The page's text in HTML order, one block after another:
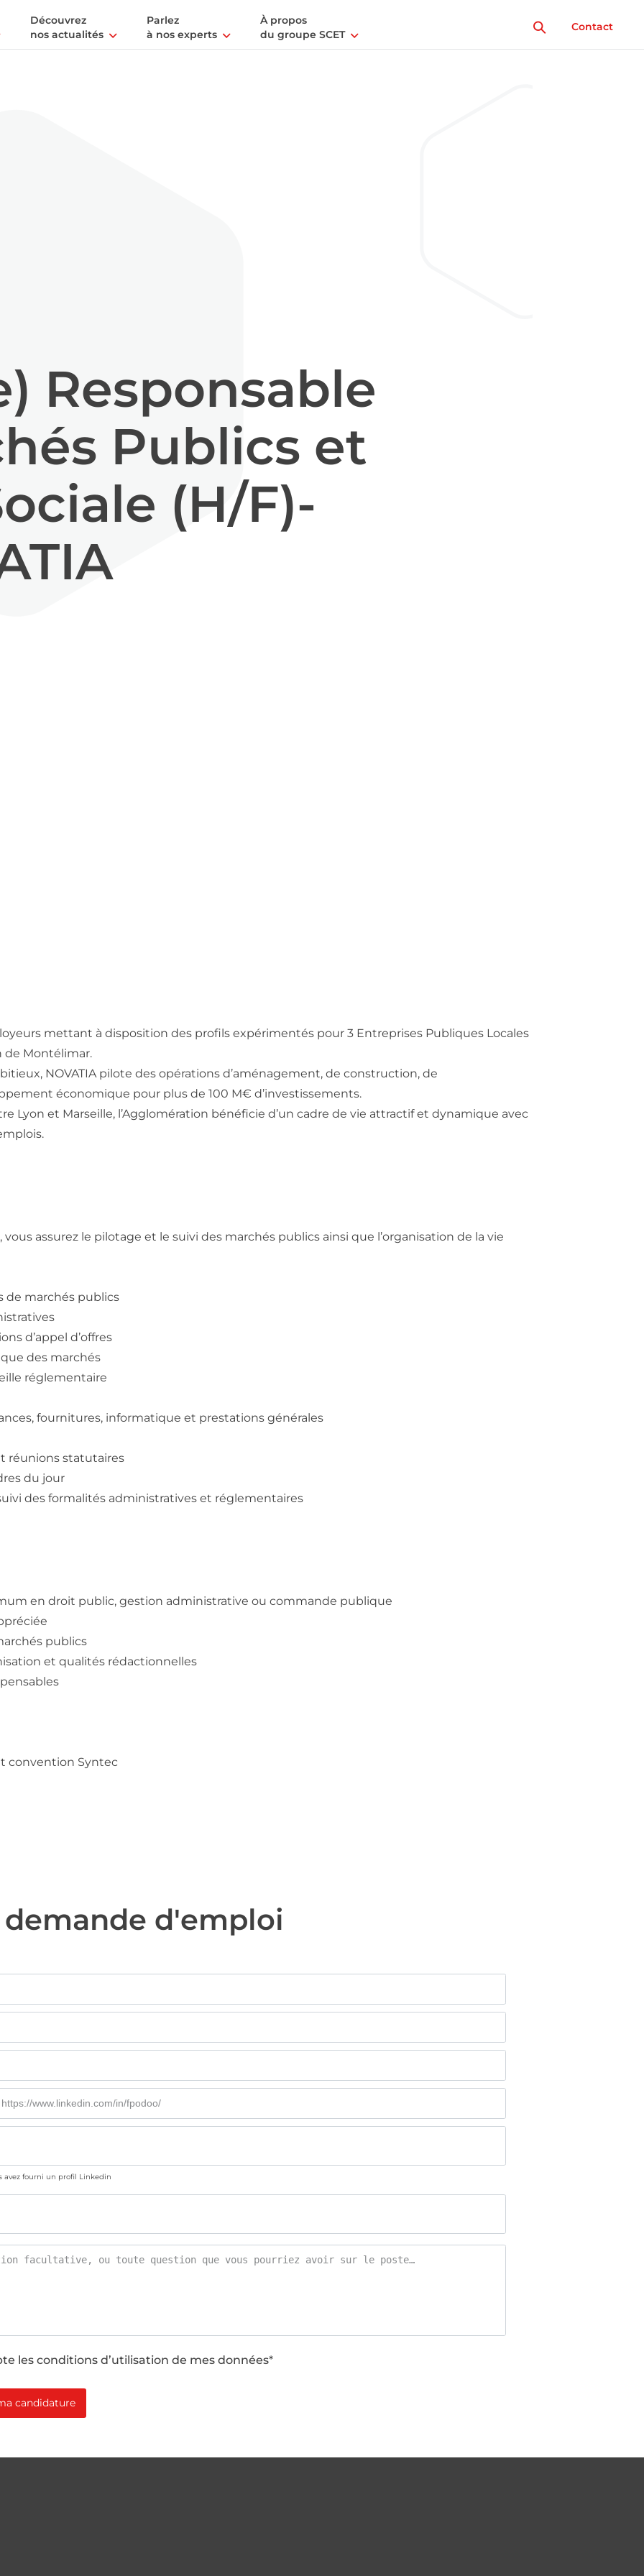
Découvrez
nos actualités
Parlez
à nos experts
À propos
du groupe SCET
Contact
Responsable
Publics et
(H/F)-
mettant à disposition des profils expérimentés pour 3 Entreprises Publiques Locales
de Montélimar.
NOVATIA pilote des opérations d’aménagement, de construction, de
économique pour plus de 100 M€ d’investissements.
Lyon et Marseille, l’Agglomération bénéficie d’un cadre de vie attractif et dynamique avec
assurez le pilotage et le suivi des marchés publics ainsi que l’organisation de la vie
de marchés publics
d’appel d’offres
des marchés
réglementaire
fournitures, informatique et prestations générales
réunions statutaires
du jour
des formalités administratives et réglementaires
en droit public, gestion administrative ou commande publique
publics
et qualités rédactionnelles
convention Syntec
d'emploi
avez fourni un profil Linkedin
les conditions d’utilisation de mes données*
candidature